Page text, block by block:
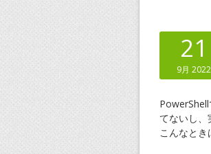
21
9月 2022
てないし、
こんなとき